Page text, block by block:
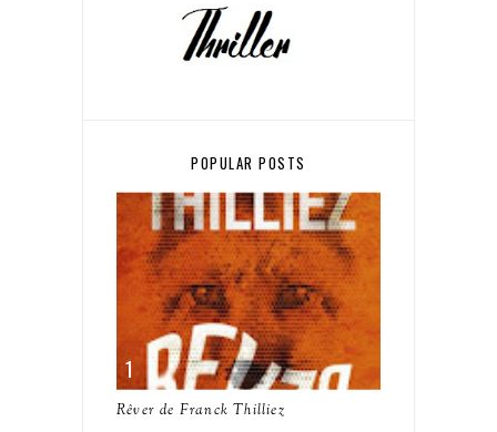
POPULAR POSTS
Rêver de Franck Thilliez